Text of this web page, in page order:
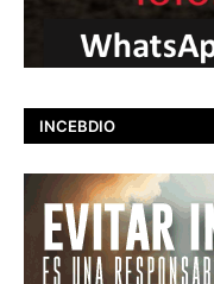
INCEBDIO